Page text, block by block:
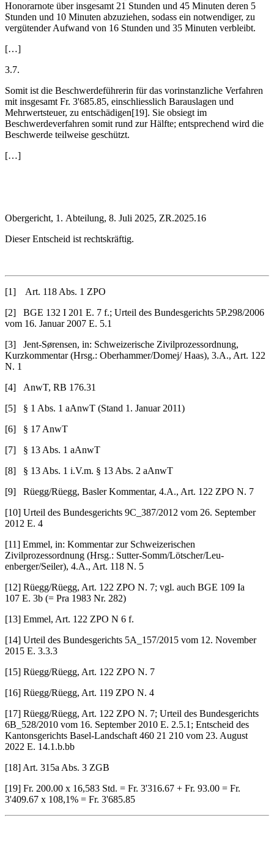
Honorarnote über insgesamt 21 Stunden und 45 Minuten deren 5
Stunden und 10 Minuten abzuziehen, sodass ein notwendiger, zu
vergütender Aufwand von 16 Stunden und 35 Minuten verbleibt.
[…]
3.7.
Somit ist die Beschwerdeführerin für das vorinstanzliche Verfahren
mit insgesamt Fr. 3'685.85, einschliesslich Barauslagen und
Mehrwertsteuer, zu entschädigen[19]. Sie obsiegt im
Beschwerdeverfahren somit rund zur Hälfte; entsprechend wird die
Beschwerde teilweise geschützt.
[…]
Obergericht, 1. Abteilung, 8. Juli 2025, ZR.2025.16
Dieser Entscheid ist rechtskräftig.
[1] Art. 118 Abs. 1 ZPO
[2] BGE 132 I 201 E. 7 f.; Urteil des Bundesgerichts 5P.298/2006
vom 16. Januar 2007 E. 5.1
[3] Jent-Sørensen, in: Schweizerische Zivilprozessordnung,
Kurzkommentar (Hrsg.: Oberhammer/Domej/ Haas), 3.A., Art. 122
N. 1
[4] AnwT, RB 176.31
[5] § 1 Abs. 1 aAnwT (Stand 1. Januar 2011)
[6] § 17 AnwT
[7] § 13 Abs. 1 aAnwT
[8] § 13 Abs. 1 i.V.m. § 13 Abs. 2 aAnwT
[9] Rüegg/Rüegg, Basler Kommentar, 4.A., Art. 122 ZPO N. 7
[10] Urteil des Bundesgerichts 9C_387/2012 vom 26. September
2012 E. 4
[11] Emmel, in: Kommentar zur Schweizerischen
Zivilprozessordnung (Hrsg.: Sutter-Somm/Lötscher/Leu­
enberger/Seiler), 4.A., Art. 118 N. 5
[12] Rüegg/Rüegg, Art. 122 ZPO N. 7; vgl. auch BGE 109 Ia
107 E. 3b (= Pra 1983 Nr. 282)
[13] Emmel, Art. 122 ZPO N 6 f.
[14] Urteil des Bundesgerichts 5A_157/2015 vom 12. November
2015 E. 3.3.3
[15] Rüegg/Rüegg, Art. 122 ZPO N. 7
[16] Rüegg/Rüegg, Art. 119 ZPO N. 4
[17] Rüegg/Rüegg, Art. 122 ZPO N. 7; Urteil des Bundesgerichts
6B_528/2010 vom 16. September 2010 E. 2.5.1; Entscheid des
Kantonsgerichts Basel-Landschaft 460 21 210 vom 23. August
2022 E. 14.1.b.bb
[18] Art. 315a Abs. 3 ZGB
[19] Fr. 200.00 x 16,583 Std. = Fr. 3'316.67 + Fr. 93.00 = Fr.
3'409.67 x 108,1% = Fr. 3'685.85